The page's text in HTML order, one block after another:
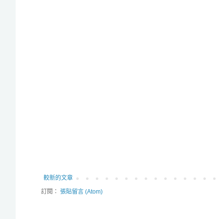
較新的文章
訂閱： 張貼留言 (Atom)